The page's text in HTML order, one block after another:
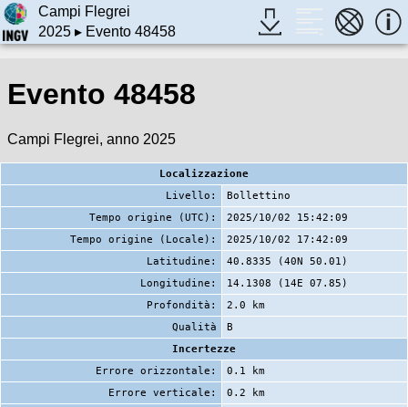
Campi Flegrei
2025▸ Evento 48458
Evento 48458
Campi Flegrei, anno 2025
Localizzazione
Livello:
Bollettino
Tempo origine (UTC):
2025/10/02 15:42:09
Tempo origine (Locale):
2025/10/02 17:42:09
Latitudine:
40.8335 (40N 50.01)
Longitudine:
14.1308 (14E 07.85)
Profondità:
2.0 km
Qualità
B
Incertezze
Errore orizzontale:
0.1 km
Errore verticale:
0.2 km